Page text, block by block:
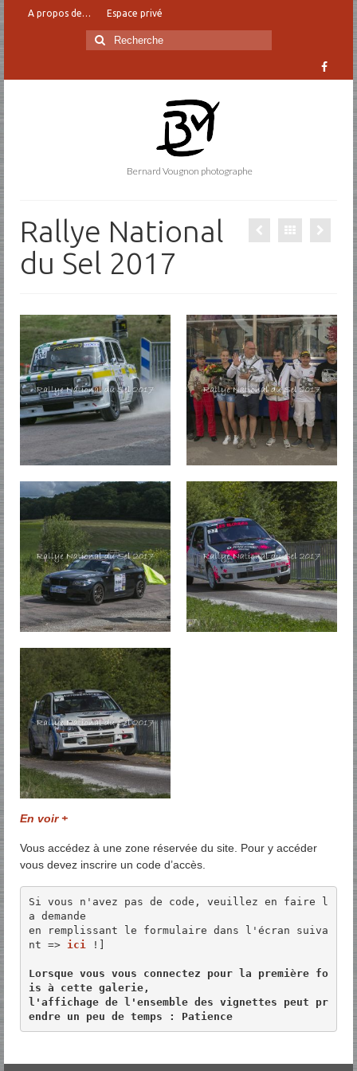
A propos de… Espace privé
Rechercher
:
Bernard Vougnon photographe
Rallye National
du Sel 2017
En voir +
Vous accédez à une zone réservée du site. Pour y accéder
vous devez inscrire un code d’accès.
Si vous n'avez pas de code, veuillez en faire l
a demande
en remplissant le formulaire dans l'écran suiva
nt => ici !]
Lorsque vous vous connectez pour la première fo
is à cette galerie,
l'affichage de l'ensemble des vignettes peut pr
endre un peu de temps : Patience